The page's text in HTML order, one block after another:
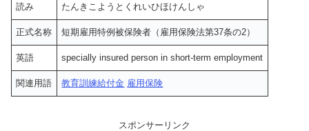
読み たんきこようとくれいひほけんしゃ
正式名称 短期雇用特例被保険者（雇用保険法第37条の2）
英語 specially insured person in short-term employment
関連用語 教育訓練給付金 雇用保険
スポンサーリンク